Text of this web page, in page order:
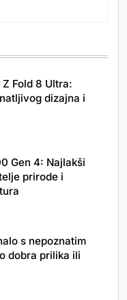
Fold 8 Ultra:
dizajna i
Gen 4: Najlakši
prirode i
s nepoznatim
dobra prilika ili